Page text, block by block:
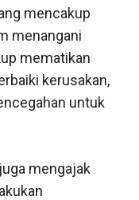
mencakup
menangani
mematikan
kerusakan,
untuk
mengajak